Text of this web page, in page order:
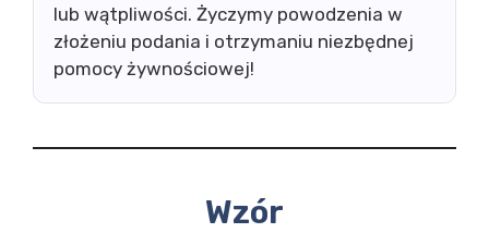
lub wątpliwości. Życzymy powodzenia w
złożeniu podania i otrzymaniu niezbędnej
pomocy żywnościowej!
Wzór